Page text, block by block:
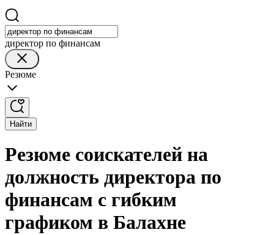
директор по финансам
Резюме
Найти
Резюме соискателей на
должность директора по
финансам с гибким
графиком в Балахне